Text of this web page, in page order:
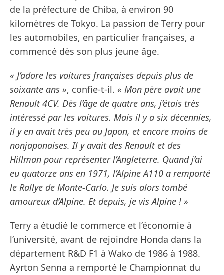
de la préfecture de Chiba, à environ 90
kilomètres de Tokyo. La passion de Terry pour
les automobiles, en particulier françaises, a
commencé dès son plus jeune âge.
« J’adore les voitures françaises depuis plus de
soixante ans », confie-t-il. « Mon père avait une
Renault 4CV. Dès l’âge de quatre ans, j’étais très
intéressé par les voitures. Mais il y a six décennies,
il y en avait très peu au Japon, et encore moins de
nonjaponaises. Il y avait des Renault et des
Hillman pour représenter l’Angleterre. Quand j’ai
eu quatorze ans en 1971, l’Alpine A110 a remporté
le Rallye de Monte-Carlo. Je suis alors tombé
amoureux d’Alpine. Et depuis, je vis Alpine ! »
Terry a étudié le commerce et l’économie à
l’université, avant de rejoindre Honda dans la
département R&D F1 à Wako de 1986 à 1988.
Ayrton Senna a remporté le Championnat du